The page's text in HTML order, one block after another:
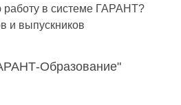
работу в системе ГАРАНТ?
и выпускников
Образование"